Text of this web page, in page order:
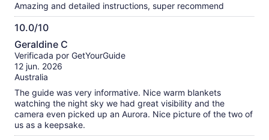
Amazing and detailed instructions, super recommend
10.0/10
10.0
de
10
Geraldine C
Verificada por GetYourGuide
12 jun. 2026
Australia
The guide was very informative. Nice warm blankets
watching the night sky we had great visibility and the
camera even picked up an Aurora. Nice picture of the two of
us as a keepsake.